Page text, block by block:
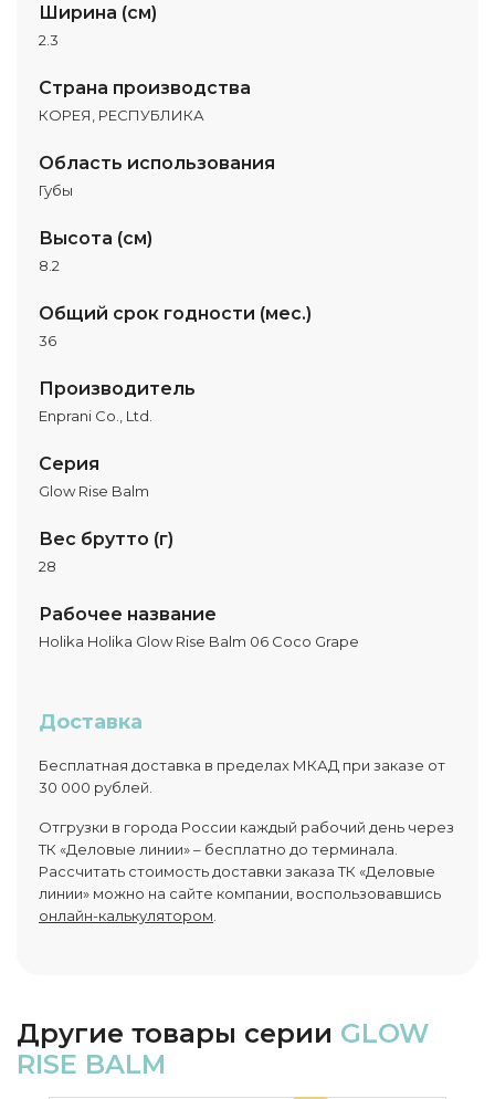
Ширина (см)
2.3
Страна производства
КОРЕЯ, РЕСПУБЛИКА
Область использования
Губы
Высота (см)
8.2
Общий срок годности (мес.)
36
Производитель
Enprani Co., Ltd.
Серия
Glow Rise Balm
Вес брутто (г)
28
Рабочее название
Holika Holika Glow Rise Balm 06 Coco Grape
Доставка
Бесплатная доставка в пределах МКАД при заказе от
30 000 рублей.
Отгрузки в города России каждый рабочий день через
ТК «Деловые линии» – бесплатно до терминала.
Рассчитать стоимость доставки заказа ТК «Деловые
линии» можно на сайте компании, воспользовавшись
онлайн-калькулятором
Другие товары серии GLOW
RISE BALM